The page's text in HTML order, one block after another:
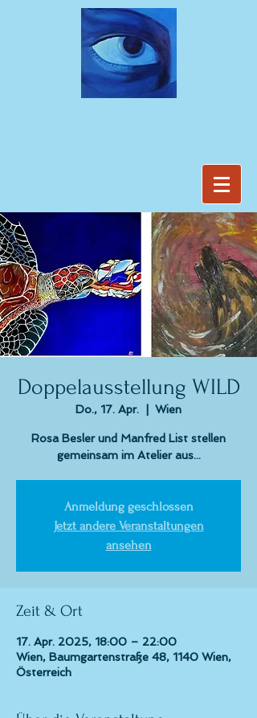
Doppelausstellung WILD
Do., 17. Apr. Wien
Rosa Besler und Manfred List stellen
gemeinsam im Atelier aus...
Anmeldung geschlossen
Jetzt andere Veranstaltungen
ansehen
Zeit & Ort
17. Apr. 2025, 18:00 – 22:00
Wien, Baumgartenstraße 48, 1140 Wien,
Österreich